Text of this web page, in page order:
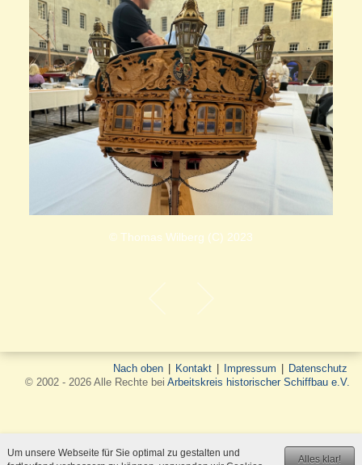
© Thomas Wilberg (C) 2023
Nach oben Kontakt Impressum
Datenschutz
© 2002 - 2026 Alle Rechte bei Arbeitskreis historischer Schiffbau e.V.
Alles klar!
Um unsere Webseite für Sie optimal zu gestalten und